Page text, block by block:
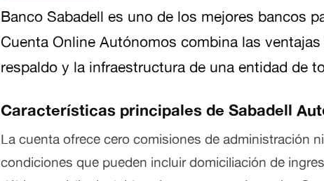
Banco Sabadell es uno de los mejores bancos
Cuenta Online Autónomos combina las
respaldo y la infraestructura de una entidad de
Características principales de Sabadell
La cuenta ofrece cero comisiones de administración
condiciones que pueden incluir domiciliación de